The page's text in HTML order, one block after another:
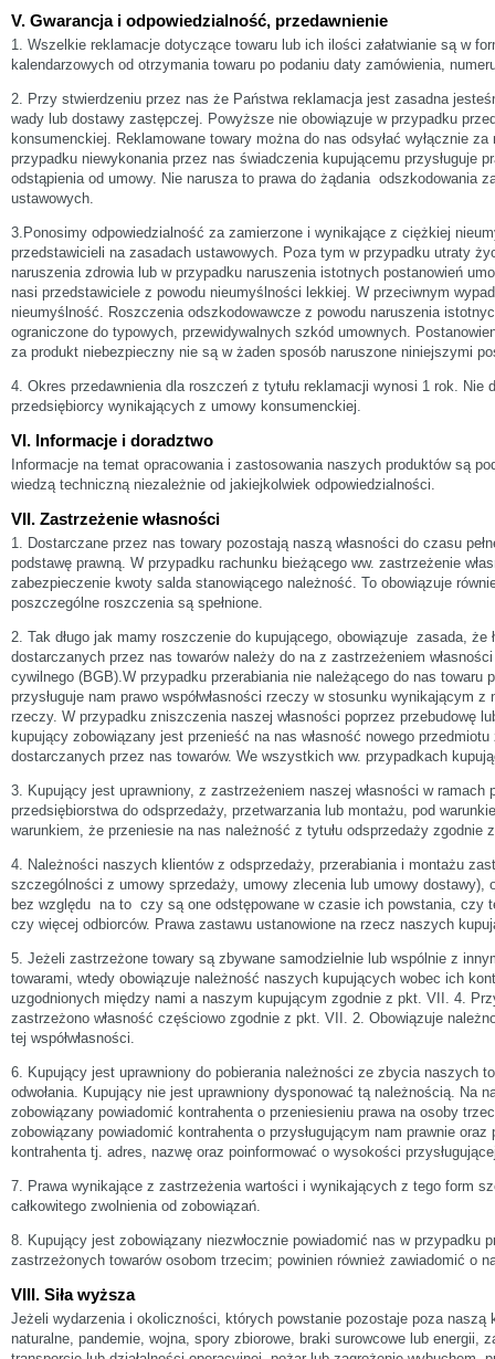
V. Gwarancja i odpowiedzialność, przedawnienie
1. Wszelkie reklamacje dotyczące towaru lub ich ilości załatwianie są w
kalendarzowych od otrzymania towaru po podaniu daty zamówienia,
2. Przy stwierdzeniu przez nas że Państwa reklamacja jest zasadna
wady lub dostawy zastępczej. Powyższe nie obowiązuje w przypadku
konsumenckiej. Reklamowane towary można do nas odsyłać wyłącznie
przypadku niewykonania przez nas świadczenia kupującemu przysługuje
odstąpienia od umowy. Nie narusza to prawa do żądania odszkodowania
ustawowych.
3.Ponosimy odpowiedzialność za zamierzone i wynikające z ciężkiej
przedstawicieli na zasadach ustawowych. Poza tym w przypadku utraty
naruszenia zdrowia lub w przypadku naruszenia istotnych postanowień
nasi przedstawiciele z powodu nieumyślności lekkiej. W przeciwnym
nieumyślność. Roszczenia odszkodowawcze z powodu naruszenia
ograniczone do typowych, przewidywalnych szkód umownych.
za produkt niebezpieczny nie są w żaden sposób naruszone niniejszymi
4. Okres przedawnienia dla roszczeń z tytułu reklamacji wynosi 1 rok. Nie
przedsiębiorcy wynikających z umowy konsumenckiej.
VI. Informacje i doradztwo
Informacje na temat opracowania i zastosowania naszych produktów są
wiedzą techniczną niezależnie od jakiejkolwiek odpowiedzialności.
VII. Zastrzeżenie własności
1. Dostarczane przez nas towary pozostają naszą własności do czasu
podstawę prawną. W przypadku rachunku bieżącego ww. zastrzeżenie
zabezpieczenie kwoty salda stanowiącego należność. To obowiązuje
poszczególne roszczenia są spełnione.
2. Tak długo jak mamy roszczenie do kupującego, obowiązuje zasada, że
dostarczanych przez nas towarów należy do na z zastrzeżeniem
cywilnego (BGB).W przypadku przerabiania nie należącego do nas towaru
przysługuje nam prawo współwłasności rzeczy w stosunku wynikającym
rzeczy. W przypadku zniszczenia naszej własności poprzez przebudowę
kupujący zobowiązany jest przenieść na nas własność nowego
dostarczanych przez nas towarów. We wszystkich ww. przypadkach
3. Kupujący jest uprawniony, z zastrzeżeniem naszej własności w ramach
przedsiębiorstwa do odsprzedaży, przetwarzania lub montażu, pod
warunkiem, że przeniesie na nas należność z tytułu odsprzedaży zgodnie
4. Należności naszych klientów z odsprzedaży, przerabiania i montażu
szczególności z umowy sprzedaży, umowy zlecenia lub umowy dostawy),
bez względu na to czy są one odstępowane w czasie ich powstania, czy
czy więcej odbiorców. Prawa zastawu ustanowione na rzecz naszych
5. Jeżeli zastrzeżone towary są zbywane samodzielnie lub wspólnie z
towarami, wtedy obowiązuje należność naszych kupujących wobec ich
uzgodnionych między nami a naszym kupującym zgodnie z pkt. VII. 4.
zastrzeżono własność częściowo zgodnie z pkt. VII. 2. Obowiązuje
tej współwłasności.
6. Kupujący jest uprawniony do pobierania należności ze zbycia naszych
odwołania. Kupujący nie jest uprawniony dysponować tą należnością. Na
zobowiązany powiadomić kontrahenta o przeniesieniu prawa na osoby
zobowiązany powiadomić kontrahenta o przysługującym nam prawnie
kontrahenta tj. adres, nazwę oraz poinformować o wysokości
7. Prawa wynikające z zastrzeżenia wartości i wynikających z tego form
całkowitego zwolnienia od zobowiązań.
8. Kupujący jest zobowiązany niezwłocznie powiadomić nas w przypadku
zastrzeżonych towarów osobom trzecim; powinien również zawiadomić o
VIII. Siła wyższa
Jeżeli wydarzenia i okoliczności, których powstanie pozostaje poza naszą
naturalne, pandemie, wojna, spory zbiorowe, braki surowcowe lub energii,